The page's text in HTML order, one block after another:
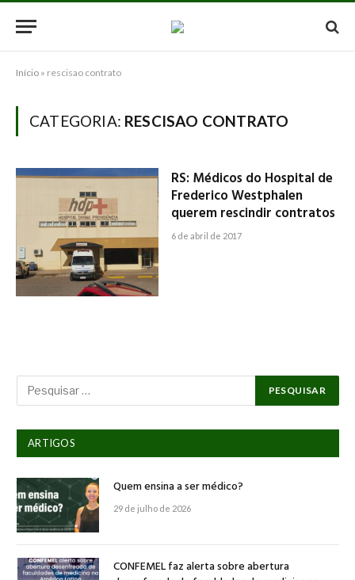
Início » rescisao contrato
CATEGORIA: RESCISAO CONTRATO
RS: Médicos do Hospital de
Frederico Westphalen
querem rescindir contratos
6 de abril de 2017
ARTIGOS
Quem ensina a ser médico?
29 de julho de 2026
CONFEMEL faz alerta sobre abertura